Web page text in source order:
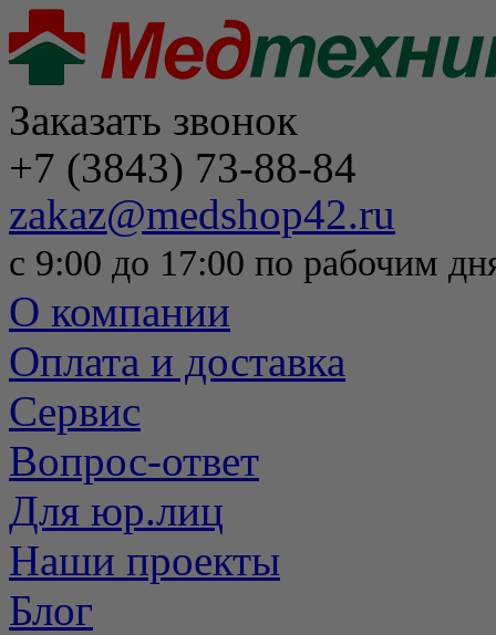
Заказать звонок
+7 (3843) 73-88-84
zakaz@medshop42.ru
с 9:00 до 17:00 по рабочим
О компании
Оплата и доставка
Сервис
Вопрос-ответ
Для юр.лиц
Наши проекты
Блог